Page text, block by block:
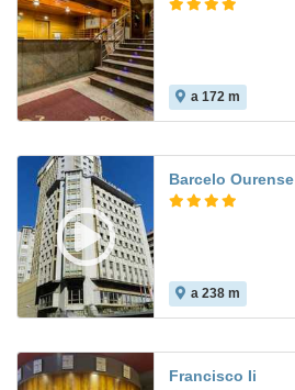
a 172 m
Barcelo Ourense
a 238 m
Francisco Ii